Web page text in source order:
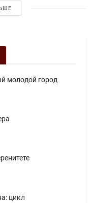
молодой город
цикл